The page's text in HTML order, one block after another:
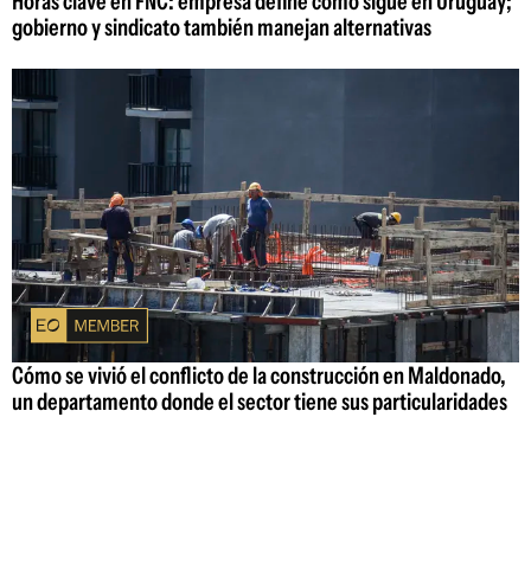
gobierno y sindicato también manejan alternativas
Cómo se vivió el conflicto de la construcción en Maldonado,
un departamento donde el sector tiene sus particularidades